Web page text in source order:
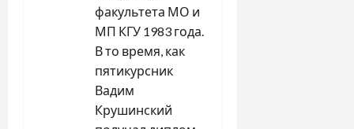
факультета МО и
МП КГУ 1983 года.
В то время, как
пятикурсник
Вадим
Крушинский